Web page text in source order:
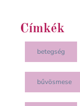
Címkék
betegség
bűvösmese